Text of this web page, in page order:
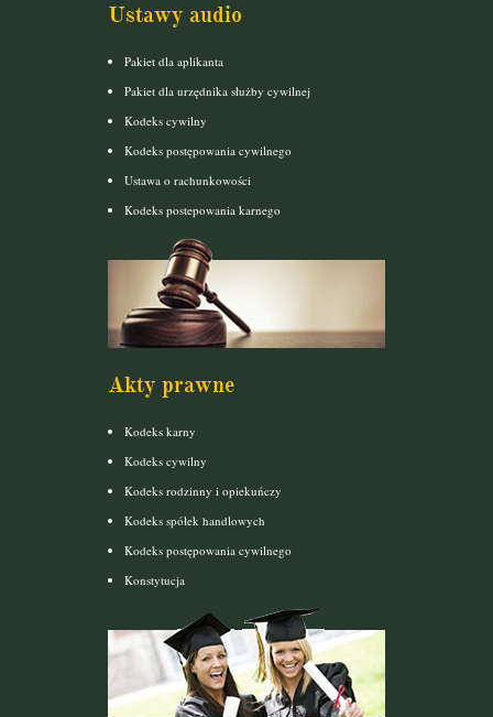
Ustawy audio
Pakiet dla aplikanta
Pakiet dla urzędnika służby cywilnej
Kodeks cywilny
Kodeks postępowania cywilnego
Ustawa o rachunkowości
Kodeks postepowania karnego
Akty prawne
Kodeks karny
Kodeks cywilny
Kodeks rodzinny i opiekuńczy
Kodeks spółek handlowych
Kodeks postępowania cywilnego
Konstytucja